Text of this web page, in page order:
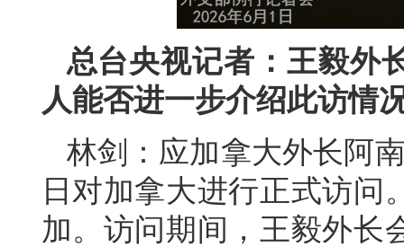
总台央视记者：王毅外
人能否进一步介绍此访情
林剑：应加拿大外长阿
日对加拿大进行正式访问
加。访问期间，王毅外长